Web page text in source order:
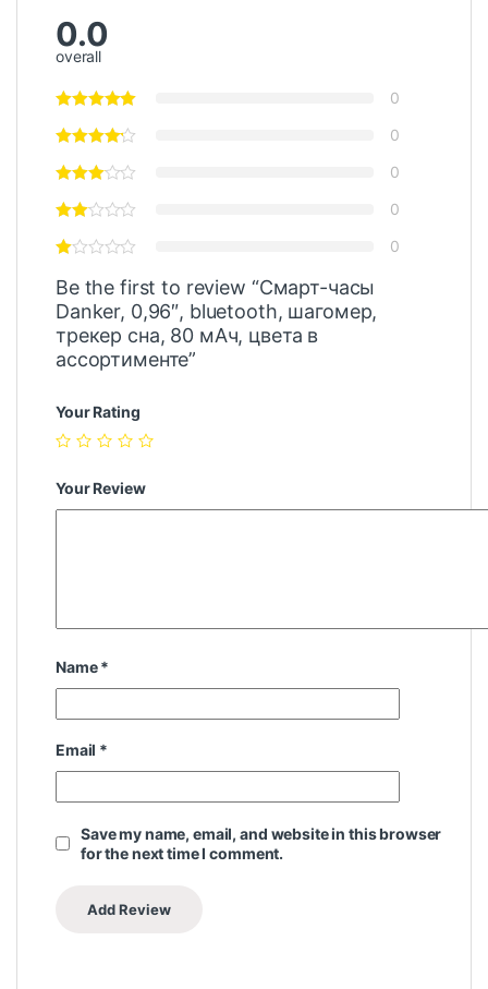
0.0
overall
0
0
0
0
0
Be the first to review “Смарт-часы
Danker, 0,96″, bluetooth, шагомер,
трекер сна, 80 мАч, цвета в
ассортименте”
Your Rating
Your Review
Name*
Email *
Save my name, email, and website in this browser
for the next time I comment.